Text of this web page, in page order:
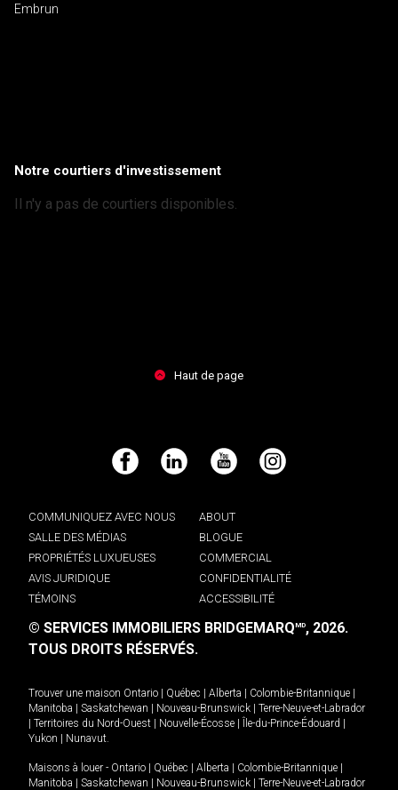
Embrun
Notre courtiers d'investissement
Il n'y a pas de courtiers disponibles.
Haut de page
Facebook LinkedIn YouTube Instagram
COMMUNIQUEZ AVEC NOUS
ABOUT
SALLE DES MÉDIAS
BLOGUE
PROPRIÉTÉS LUXUEUSES
COMMERCIAL
AVIS JURIDIQUE
CONFIDENTIALITÉ
TÉMOINS
ACCESSIBILITÉ
© SERVICES IMMOBILIERS BRIDGEMARQMD, 2026.
TOUS DROITS RÉSERVÉS.
Trouver une maison Ontario Québec Alberta Colombie-Britannique
Manitoba
Saskatchewan Nouveau-Brunswick
Terre-Neuve-et-Labrador
Territoires du Nord-Ouest Nouvelle-Écosse Île-du-Prince-Édouard
Yukon
Nunavut.
Maisons à louer - Ontario Québec Alberta Colombie-Britannique
Manitoba
Saskatchewan Nouveau-Brunswick
Terre-Neuve-et-Labrador